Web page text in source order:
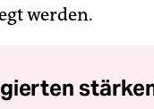
werden.